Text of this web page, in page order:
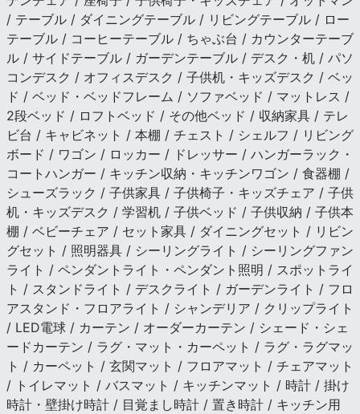
/ テーブル / ダイニングテーブル / リビングテーブル / ロー
テーブル / コーヒーテーブル / ちゃぶ台 / カウンターテーブ
ル / サイドテーブル / ガーデンテーブル / デスク・机 / パソ
コンデスク / オフィスデスク / 子供机・キッズデスク / ベッ
ド / ベッド・ベッドフレーム / ソファベッド / マットレス /
2段ベッド / ロフトベッド / その他ベッド / 収納家具 / テレ
ビ台 / キャビネット / 本棚 / チェスト / シェルフ / リビング
ボード / ワゴン / ロッカー / ドレッサー / ハンガーラック・
コートハンガー / キッチン収納・キッチンワゴン / 食器棚 /
シューズラック / 子供家具 / 子供椅子・キッズチェア / 子供
机・キッズデスク / 学習机 / 子供ベッド / 子供収納 / 子供本
棚 / ベビーチェア / セット家具 / ダイニングセット / リビン
グセット / 照明器具 / シーリングライト / シーリングファン
ライト / ペンダントライト・ペンダント照明 / スポットライ
ト / スタンドライト / デスクライト / ガーデンライト / フロ
アスタンド・フロアライト / シャンデリア / クリップライト
/ LED電球 / カーテン / オーダーカーテン / シェード・シェ
ードカーテン / ラグ・マット・カーペット / ラグ・ラグマッ
ト / カーペット / 玄関マット / フロアマット / チェアマット
/ トイレマット / バスマット / キッチンマット / 時計 / 掛け
時計・壁掛け時計 / 目覚まし時計 / 置き時計 / キッチン用